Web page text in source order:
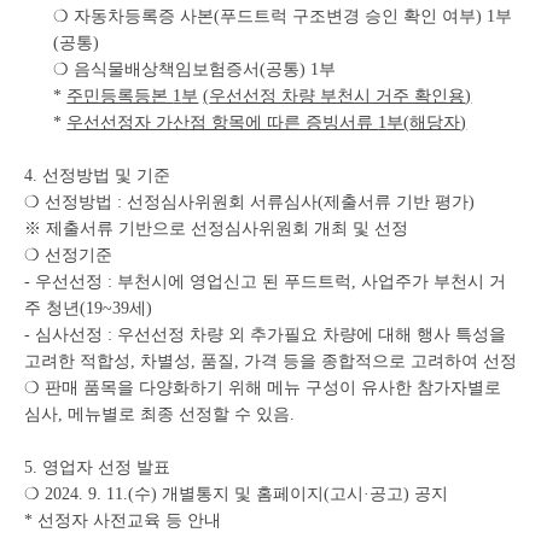
❍ 자동차등록증 사본(푸드트럭 구조변경 승인 확인 여부) 1부
(공통)
❍ 음식물배상책임보험증서(공통) 1부
* 주민등록등본 1부 (우선선정 차량 부천시 거주 확인용)
* 우선선정자 가산점 항목에 따른 증빙서류 1부(해당자)
4. 선정방법 및 기준
❍ 선정방법 : 선정심사위원회 서류심사(제출서류 기반 평가)
※ 제출서류 기반으로 선정심사위원회 개최 및 선정
❍ 선정기준
- 우선선정 : 부천시에 영업신고 된 푸드트럭, 사업주가 부천시 거
주 청년(19~39세)
- 심사선정 : 우선선정 차량 외 추가필요 차량에 대해 행사 특성을
고려한 적합성, 차별성, 품질, 가격 등을 종합적으로 고려하여 선정
❍ 판매 품목을 다양화하기 위해 메뉴 구성이 유사한 참가자별로
심사, 메뉴별로 최종 선정할 수 있음.
5. 영업자 선정 발표
❍ 2024. 9. 11.(수) 개별통지 및 홈페이지(고시·공고) 공지
* 선정자 사전교육 등 안내